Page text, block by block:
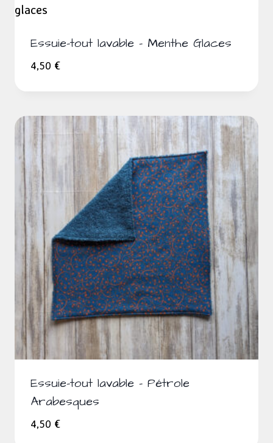
Essuie-tout lavable – Menthe Glaces
4,50 €
Essuie-tout lavable – Pétrole
Arabesques
4,50 €